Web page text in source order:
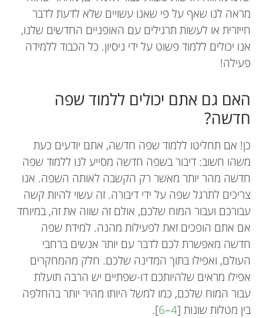
מראה לנו שאף על פי שאנו עשויים שלא לדעת לדבר
חייזרית או לעשות תרגילים עם האופניים החדשים שלנו,
אנו יכולים ללמוד פשוט על ידי ניסיון. כל הכבוד ללמידה
פעילה!
האם גם אתם יכולים ללמוד שפה
חדשה?
כן! אם תחליטו ללמוד שפה חדשה, אתם יודעים כעת
משהו חשוב: דיבור בשפה חדשה מסייע לנו ללמוד שפה
חדשה מהר יותר מאשר רק הקשבה לאותה השפה. אנו
צריכים לתרגל שפה על ידי דיבורה. זה עשוי להיות קשה
עבורכם ועבור המוח שלכם, אולם זה שווה את זה, במיוחד
אם אתם הופכים זאת לפעילות מהנה. למידת שפה
חדשה מאפשרת לכם לדבר עם יותר אנשים ברחבי
העולם, ואפילו בתוך המדינה שלכם. חלק מהמחקרים
אפילו מראים שלהיותכם דו-שפתיים יש הרבה תועלת
עבור המוח שלכם, כמו למשל היותו מהיר יותר בהחלפה
בין מטלות שונות
[6–4]
.